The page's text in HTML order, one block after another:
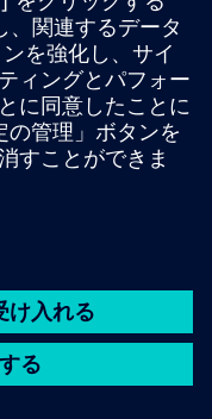
内部通報